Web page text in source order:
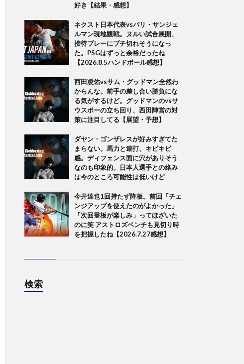
好き【結果・感想】
ネクスト日本代表vsパリ・サンジェ
ルマン現地観戦。ヌルい試合展開、
接待プレーにブチ切れそうになっ
た。PSGはずっと余裕だったね
【2026.8.5ハンドボール感想】
西田凌佑vsサム・グッドマン全然わ
からんな。前手の差し合い勝負にな
る気がするけど。グッドマンのvsサ
ウスポーの立ち回り、西田陣営の対
策に注目してる【展望・予想】
ダヤン・ゴンザレスが好みすぎてた
まらない。馬力と連打、キビキビ
感。ディフェンス面に穴がありそう
なのも印象的。日本人選手との絡み
は今のところ可能性は低いけど
今井達也1回持たず降板。前回「チェ
ンジアップを使えたのがよかった」
「次回登板が楽しみ」ってほざいた
のに笑 アストロズベンチも見切り時
を把握したね【2026.7.27感想】
検索